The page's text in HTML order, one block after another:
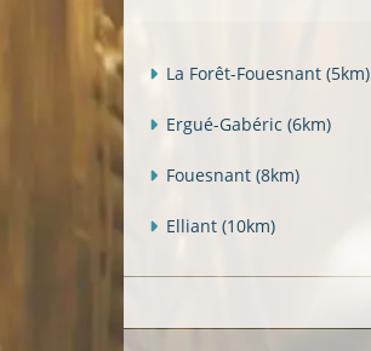
La Forêt-Fouesnant (5km)
Ergué-Gabéric (6km)
Fouesnant (8km)
Elliant (10km)